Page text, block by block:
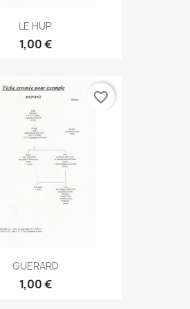
LE HUP
1,00 €
GUERARD
1,00 €
favorite_border